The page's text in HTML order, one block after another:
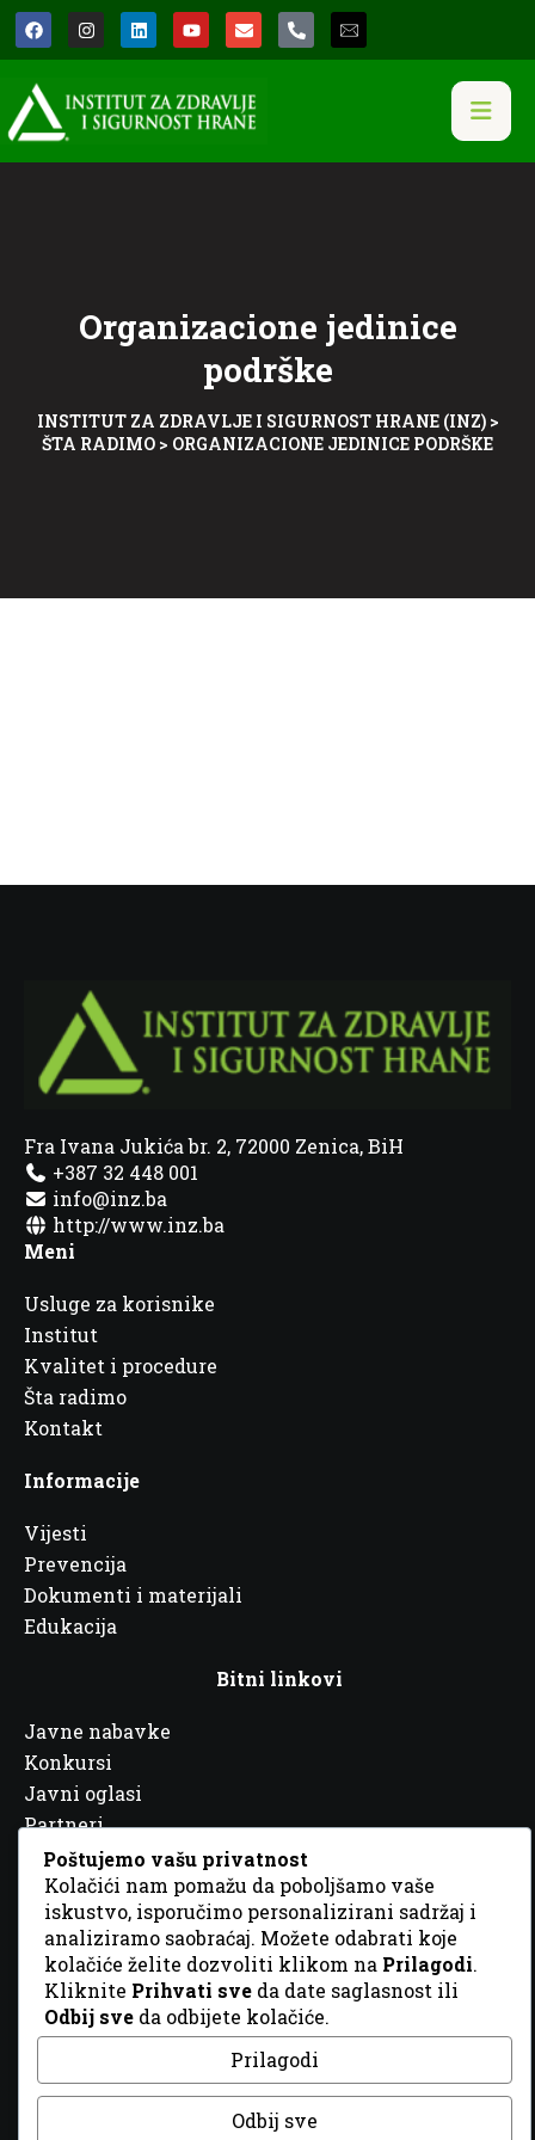
Organizacione jedinice
podrške
INSTITUT ZA ZDRAVLJE I SIGURNOST HRANE (INZ)>
ŠTA RADIMO > ORGANIZACIONE JEDINICE PODRŠKE
Fra Ivana Jukića br. 2, 72000 Zenica, BiH
+387 32 448 001
info@inz.ba
http://www.inz.ba
Meni
Usluge za korisnike
Institut
Kvalitet i procedure
Šta radimo
Kontakt
Informacije
Vijesti
Prevencija
Dokumenti i materijali
Edukacija
Bitni linkovi
Javne nabavke
Konkursi
Javni oglasi
Partneri
© 2026 Sva prava zadržana. Dizajn GordonDM
Poštujemo vašu privatnost
Kolačići nam pomažu da poboljšamo vaše
iskustvo, isporučimo personalizirani sadržaj i
analiziramo saobraćaj. Možete odabrati koje
kolačiće želite dozvoliti klikom na Prilagodi.
Kliknite Prihvati sve da date saglasnost ili
Odbij sve da odbijete kolačiće.
Prilagodi
Odbij sve